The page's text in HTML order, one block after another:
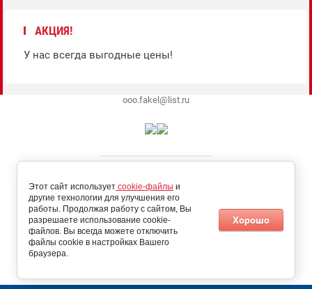
АКЦИЯ!
У нас всегда выгодные цены!
ooo.fakel@list.ru
Этот сайт использует cookie-файлы и
другие технологии для улучшения его
работы. Продолжая работу с сайтом, Вы
разрешаете использование cookie-
файлов. Вы всегда можете отключить
файлы cookie в настройках Вашего
браузера.
Хорошо